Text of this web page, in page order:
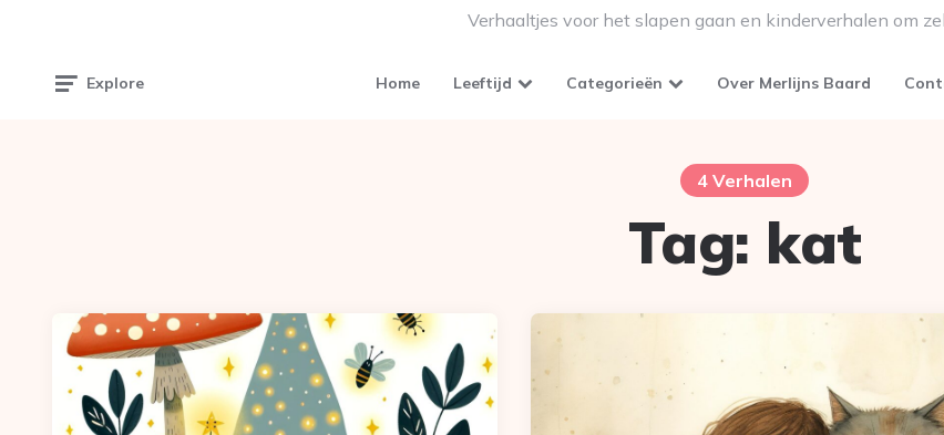
Verhaaltjes voor het slapen gaan en kinderverhalen om
Explore Home Leeftijd Categorieën Over Merlijns Baard
4 Verhalen
Tag: kat